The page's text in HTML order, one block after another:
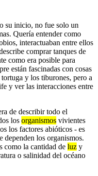
su inicio, no fue solo un
Quería entender como
interactuaban entre ellos
comprar tanques de
como era posible para
están fascinadas con cosas
y los tiburones, pero a
y ver las interacciones entre
de describir todo el
los organismos vivientes
los factores abióticos - es
dependen los organismos.
como la cantidad de luz y
o salinidad del océano